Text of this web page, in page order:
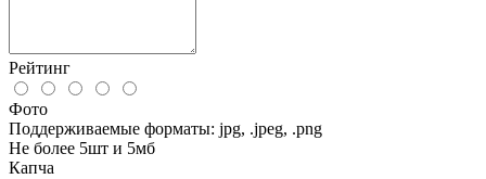
Рейтинг
Фото
Поддерживаемые форматы: jpg, .jpeg, .png
Не более 5шт и 5мб
Капча